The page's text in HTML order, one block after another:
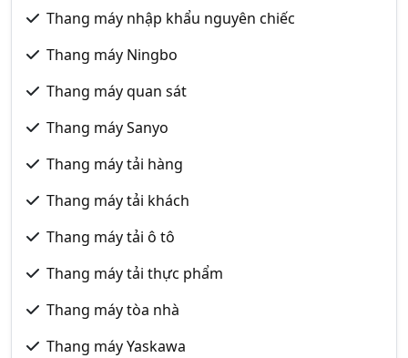
Thang máy nhập khẩu nguyên chiếc
Thang máy Ningbo
Thang máy quan sát
Thang máy Sanyo
Thang máy tải hàng
Thang máy tải khách
Thang máy tải ô tô
Thang máy tải thực phẩm
Thang máy tòa nhà
Thang máy Yaskawa